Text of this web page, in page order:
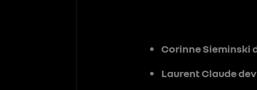
Corinne Sieminski
Laurent Claude